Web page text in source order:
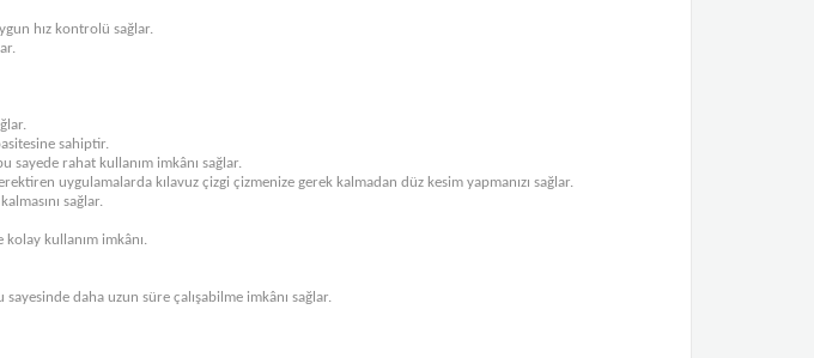
hız kontrolü sağlar.
sahiptir.
rahat kullanım imkânı sağlar.
uygulamalarda kılavuz çizgi çizmenize gerek kalmadan düz kesim yapmanızı sağlar.
sağlar.
kullanım imkânı.
daha uzun süre çalışabilme imkânı sağlar.